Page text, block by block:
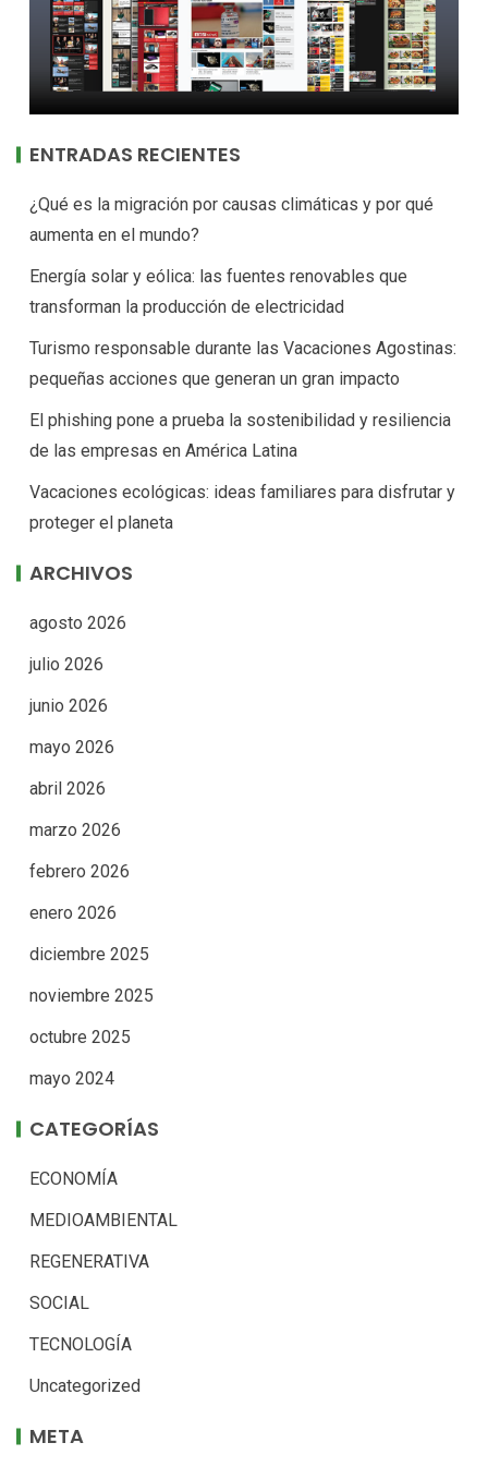
ENTRADAS RECIENTES
¿Qué es la migración por causas climáticas y por qué
aumenta en el mundo?
Energía solar y eólica: las fuentes renovables que
transforman la producción de electricidad
Turismo responsable durante las Vacaciones Agostinas:
pequeñas acciones que generan un gran impacto
El phishing pone a prueba la sostenibilidad y resiliencia
de las empresas en América Latina
Vacaciones ecológicas: ideas familiares para disfrutar y
proteger el planeta
ARCHIVOS
agosto 2026
julio 2026
junio 2026
mayo 2026
abril 2026
marzo 2026
febrero 2026
enero 2026
diciembre 2025
noviembre 2025
octubre 2025
mayo 2024
CATEGORÍAS
ECONOMÍA
MEDIOAMBIENTAL
REGENERATIVA
SOCIAL
TECNOLOGÍA
Uncategorized
META